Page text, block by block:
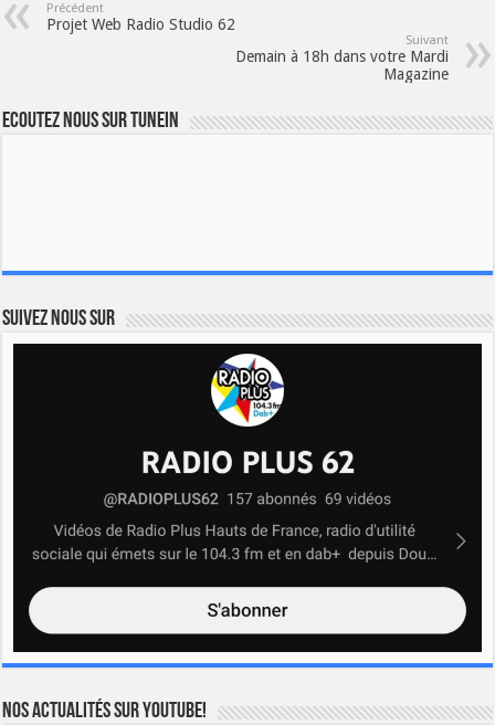
Précédent
Projet Web Radio Studio 62
Suivant
Demain à 18h dans votre Mardi
Magazine
Ecoutez nous sur TuneIn
Suivez nous sur
Nos actualités sur YOUTUBE!